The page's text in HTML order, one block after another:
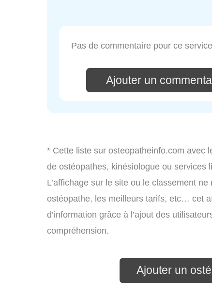
Pas de commentaire pour ce
Ajouter un
* Cette liste sur osteopatheinfo.com avec
de ostéopathes, kinésiologue ou services
L’affichage sur le site ou le classement
ostéopathe, les meilleurs tarifs, etc… cet
d’information grâce à l’ajout des
compréhension.
Ajouter un